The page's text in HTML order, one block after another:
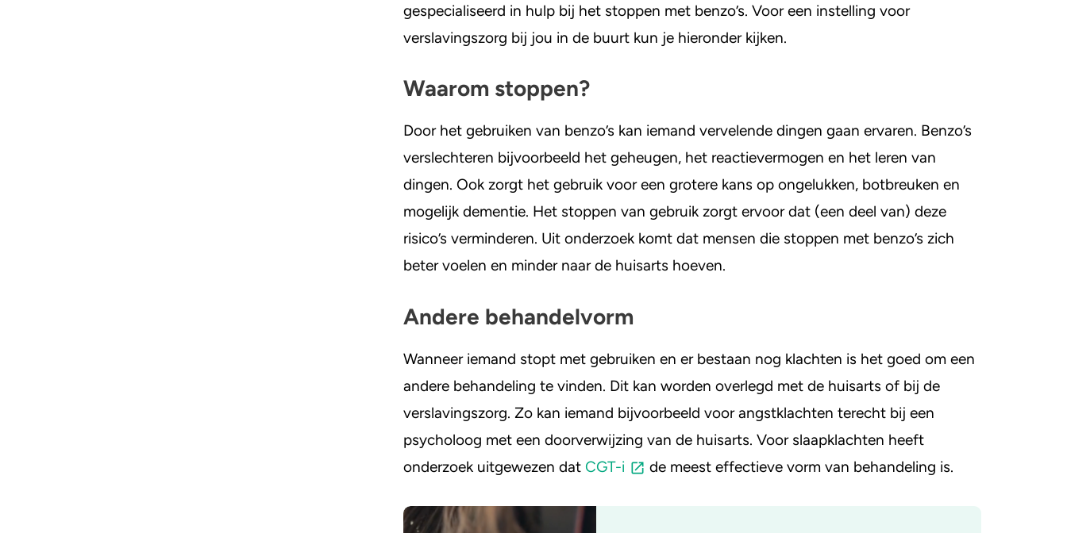
gespecialiseerd in hulp bij het stoppen met benzo’s. Voor een instelling voor
verslavingszorg bij jou in de buurt kun je hieronder kijken.
Waarom stoppen?
Door het gebruiken van benzo’s kan iemand vervelende dingen gaan ervaren. Benzo’s
verslechteren bijvoorbeeld het geheugen, het reactievermogen en het leren van
dingen. Ook zorgt het gebruik voor een grotere kans op ongelukken, botbreuken en
mogelijk dementie. Het stoppen van gebruik zorgt ervoor dat (een deel van) deze
risico’s verminderen. Uit onderzoek komt dat mensen die stoppen met benzo’s zich
beter voelen en minder naar de huisarts hoeven.
Andere behandelvorm
Wanneer iemand stopt met gebruiken en er bestaan nog klachten is het goed om een
andere behandeling te vinden. Dit kan worden overlegd met de huisarts of bij de
verslavingszorg. Zo kan iemand bijvoorbeeld voor angstklachten terecht bij een
psycholoog met een doorverwijzing van de huisarts. Voor slaapklachten heeft
onderzoek uitgewezen dat CGT-i de meest effectieve vorm van behandeling is.